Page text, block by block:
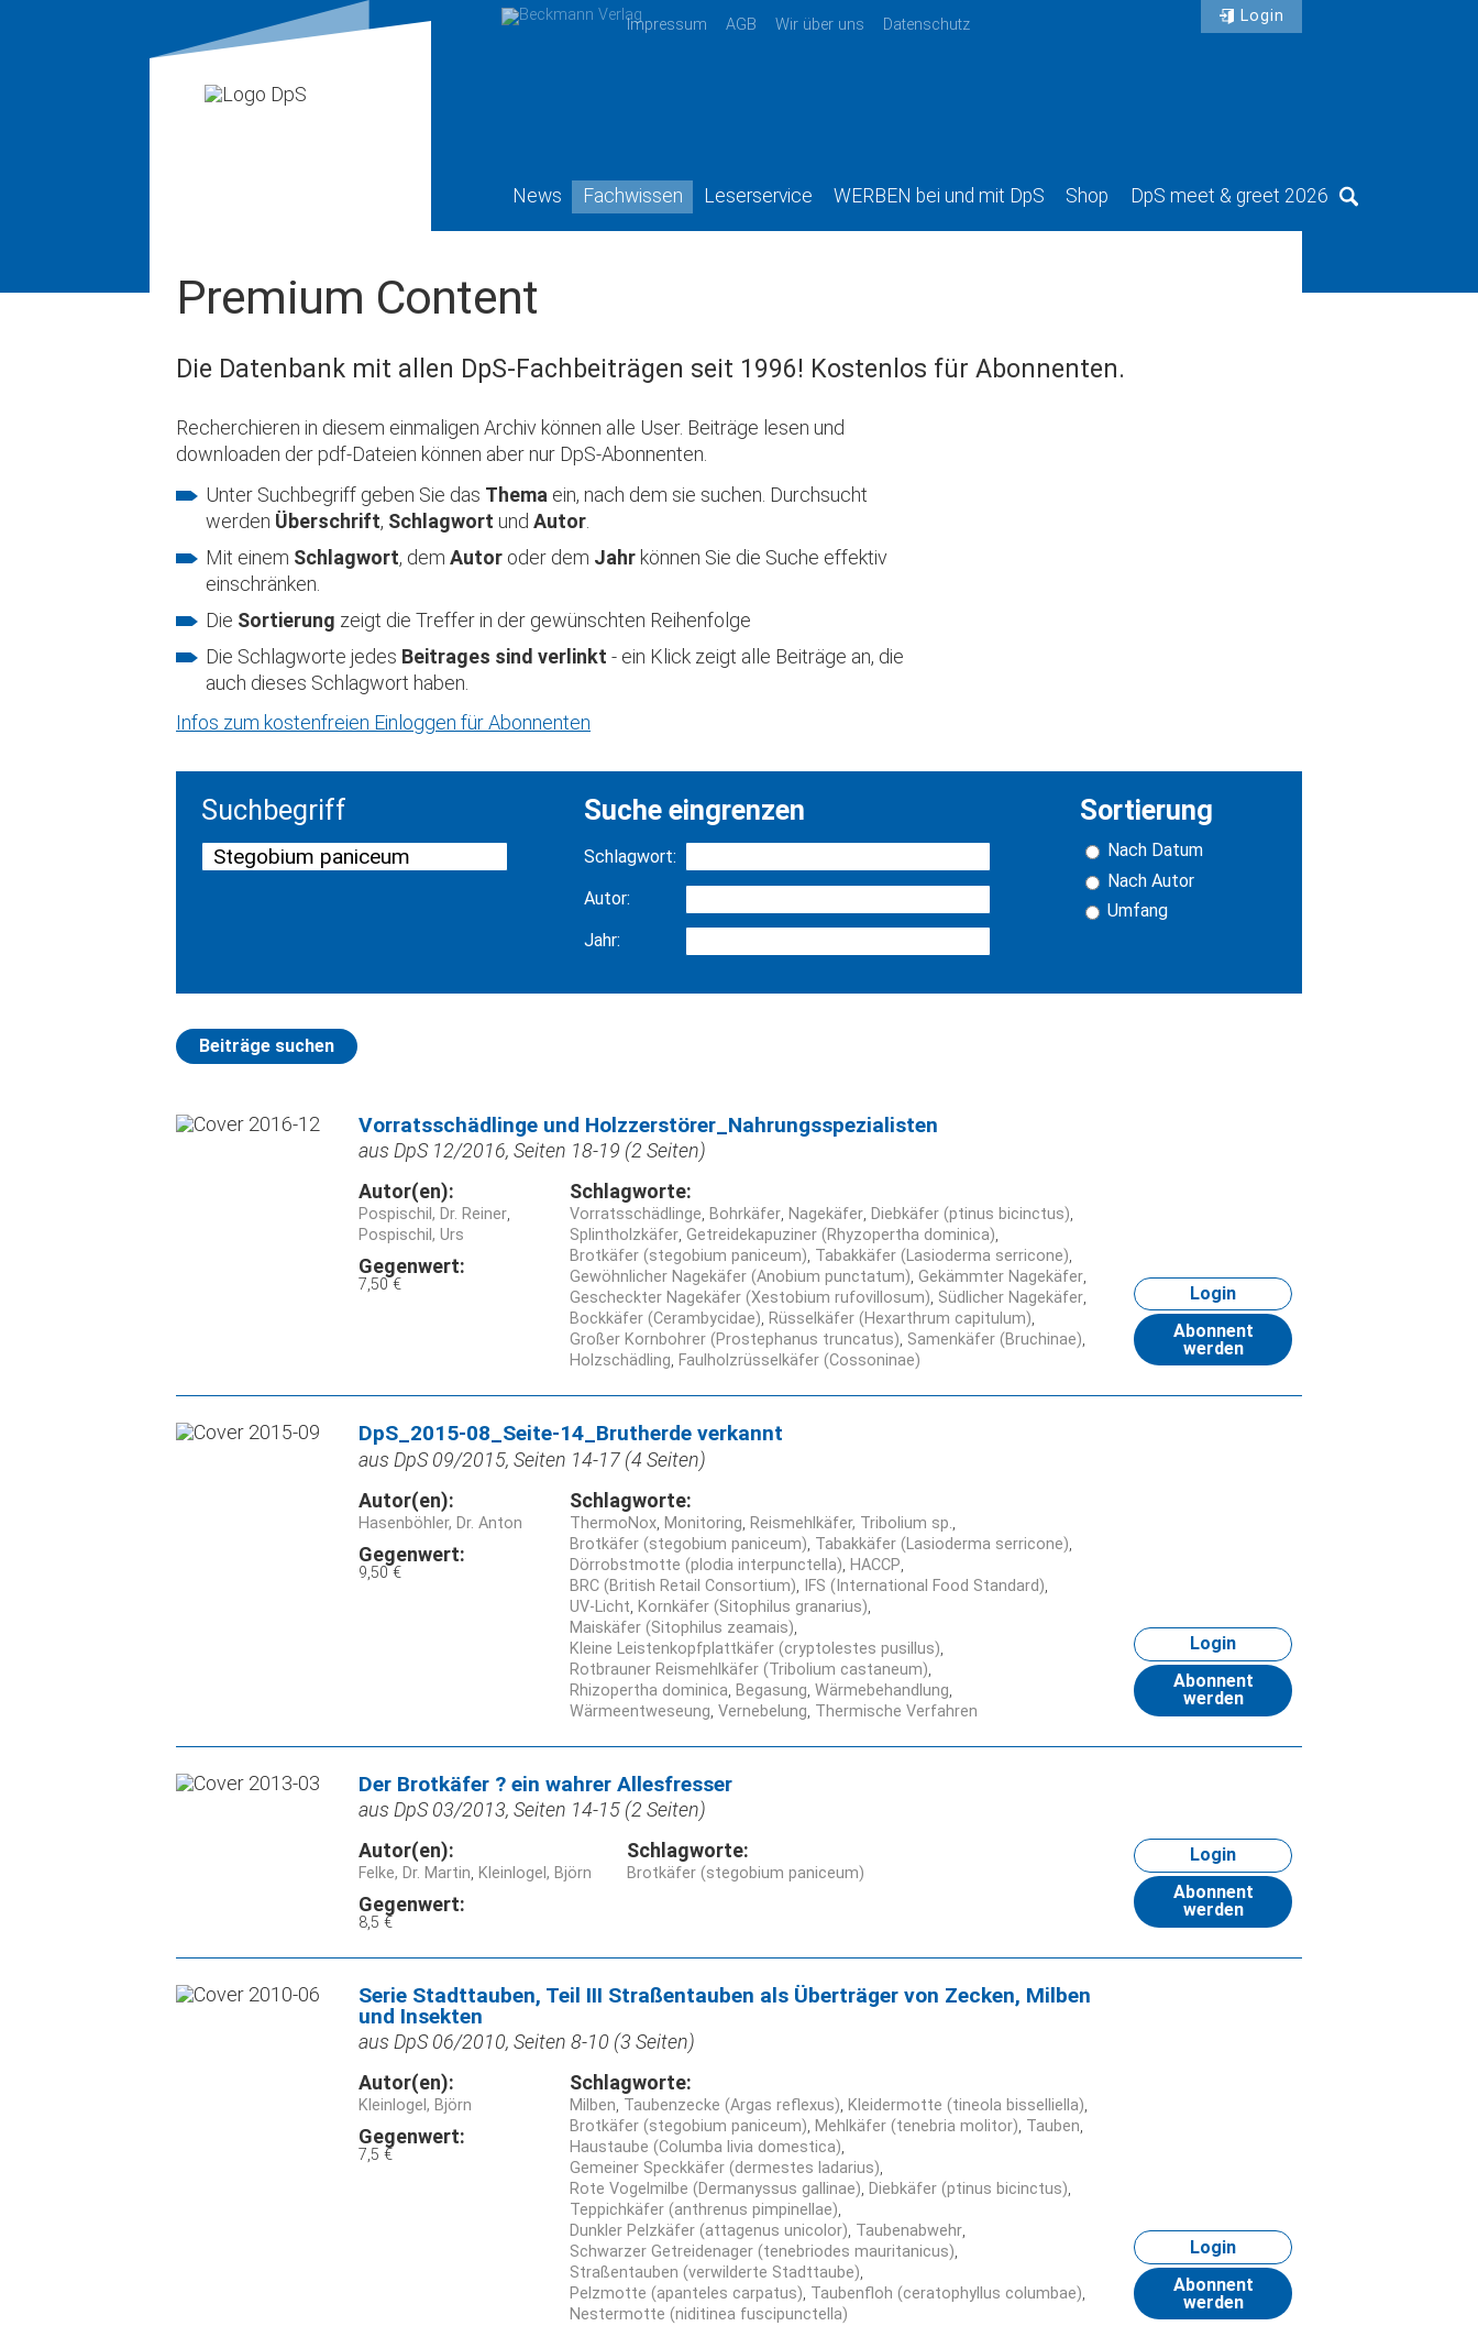
Impressum AGB Wir über uns Datenschutz Login
News Fachwissen Leserservice WERBEN bei und mit DpS Shop DpS meet & greet 2026 Suche
Premium Content
Die Datenbank mit allen DpS-Fachbeiträgen seit 1996! Kostenlos für Abonnenten.
Recherchieren in diesem einmaligen Archiv können alle User. Beiträge lesen und
downloaden der pdf-Dateien können aber nur DpS-Abonnenten.
Unter Suchbegriff geben Sie das Thema ein, nach dem sie suchen. Durchsucht
werden Überschrift, Schlagwort und Autor
Mit einem Schlagwort, dem Autor oder dem Jahr können Sie die Suche effektiv
einschränken.
Die Sortierung zeigt die Treffer in der gewünschten Reihenfolge
Die Schlagworte jedes Beitrages sind verlinkt - ein Klick zeigt alle Beiträge an, die
auch dieses Schlagwort haben.
Infos zum kostenfreien Einloggen für Abonnenten
Suchbegriff Suche eingrenzen
Schlagwort:
Autor:
Jahr:
Sortierung
Nach Datum
Nach Autor
Umfang
Beiträge suchen
Vorratsschädlinge und Holzzerstörer_Nahrungsspezialisten
aus DpS 12/2016, Seiten 18-19 (2 Seiten)
Autor(en):
Pospischil, Dr. Reiner
Pospischil, Urs
Gegenwert:
7,50 €
Schlagworte:
Vorratsschädlinge Bohrkäfer Nagekäfer Diebkäfer (ptinus bicinctus)
Splintholzkäfer Getreidekapuziner (Rhyzopertha dominica)
Brotkäfer (stegobium paniceum) Tabakkäfer (Lasioderma serricone)
Gewöhnlicher Nagekäfer (Anobium punctatum) Gekämmter Nagekäfer
Gescheckter Nagekäfer (Xestobium rufovillosum) Südlicher Nagekäfer
Bockkäfer (Cerambycidae) Rüsselkäfer (Hexarthrum capitulum)
Großer Kornbohrer (Prostephanus truncatus) Samenkäfer (Bruchinae)
Holzschädling Faulholzrüsselkäfer (Cossoninae)
Login
Abonnent
werden
DpS_2015-08_Seite-14_Brutherde verkannt
aus DpS 09/2015, Seiten 14-17 (4 Seiten)
Autor(en):
Hasenböhler, Dr. Anton
Gegenwert:
9,50 €
Schlagworte:
ThermoNox Monitoring Reismehlkäfer, Tribolium sp.
Brotkäfer (stegobium paniceum) Tabakkäfer (Lasioderma serricone)
Dörrobstmotte (plodia interpunctella) HACCP
BRC (British Retail Consortium)
IFS (International Food Standard)
UV-Licht Kornkäfer (Sitophilus granarius)
Maiskäfer (Sitophilus zeamais)
Kleine Leistenkopfplattkäfer (cryptolestes pusillus)
Rotbrauner Reismehlkäfer (Tribolium castaneum)
Rhizopertha dominica Begasung Wärmebehandlung
Wärmeentweseung Vernebelung Thermische Verfahren
Login
Abonnent
werden
Der Brotkäfer ? ein wahrer Allesfresser
aus DpS 03/2013, Seiten 14-15 (2 Seiten)
Autor(en):
Felke, Dr. Martin Kleinlogel, Björn
Gegenwert:
8,5 €
Schlagworte:
Brotkäfer (stegobium paniceum)
Login
Abonnent
werden
Serie Stadttauben, Teil III Straßentauben als Überträger von Zecken, Milben
und Insekten
aus DpS 06/2010, Seiten 8-10 (3 Seiten)
Autor(en):
Kleinlogel, Björn
Gegenwert:
7,5 €
Schlagworte:
Milben Taubenzecke (Argas reflexus) Kleidermotte (tineola bisselliella)
Brotkäfer (stegobium paniceum) Mehlkäfer (tenebria molitor) Tauben
Haustaube (Columba livia domestica)
Gemeiner Speckkäfer (dermestes ladarius)
Rote Vogelmilbe (Dermanyssus gallinae) Diebkäfer (ptinus bicinctus)
Teppichkäfer (anthrenus pimpinellae)
Dunkler Pelzkäfer (attagenus unicolor) Taubenabwehr
Schwarzer Getreidenager (tenebriodes mauritanicus)
Straßentauben (verwilderte Stadttaube)
Pelzmotte (apanteles carpatus) Taubenfloh (ceratophyllus columbae)
Nestermotte (niditinea fuscipunctella)
Login
Abonnent
werden